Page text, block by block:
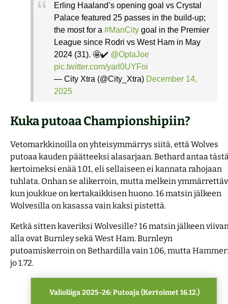
Erling Haaland’s opening goal vs Crystal
Palace featured 25 passes in the build-up;
the most for a #ManCity goal in the Premier
League since Rodri vs West Ham in May
2024 (31). 🤩✔️ @OptaJoe
pic.twitter.com/yarl0UYFoi
— City Xtra (@City_Xtra) December 14,
2025
Kuka putoaa Championshipiin?
Vetomarkkinoilla on yhteisymmärrys siitä, että Wolves
putoaa kauden päätteeksi alasarjaan. Bethard antaa
kertoimeksi enää 1.01, eli sellaiseen ei kannata rahojaan
tuhlata. Onhan se alikerroin, mutta melkein
kun joukkue on kertakaikkisen huono. 16 matsin jälkeen
Wolvesilla on kasassa vain kaksi pistettä.
Ketkä sitten kaveriksi Wolvesille? 16 matsin jälkeen
alla ovat Burnley sekä West Ham. Burnleyn
putoamiskerroin on Bethardilla vain 1.06, mutta
jo 1.72.
Valioliiga 2025-26: Putoaja (Kertoimet 16.12.)